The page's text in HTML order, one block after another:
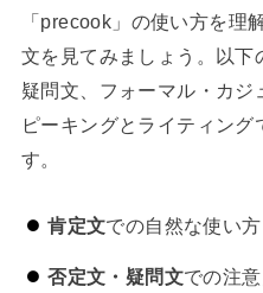
「precook」の使い方を理
文を見てみましょう。以下
疑問文、フォーマル・カジ
ピーキングとライティング
す。
肯定文での自然な使い方
否定文・疑問文での注